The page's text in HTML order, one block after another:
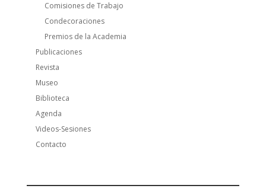
Comisiones de Trabajo
Condecoraciones
Premios de la Academia
Publicaciones
Revista
Museo
Biblioteca
Agenda
Videos-Sesiones
Contacto